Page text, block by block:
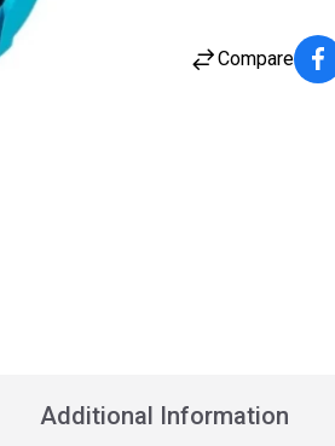
Compare
Additional Information